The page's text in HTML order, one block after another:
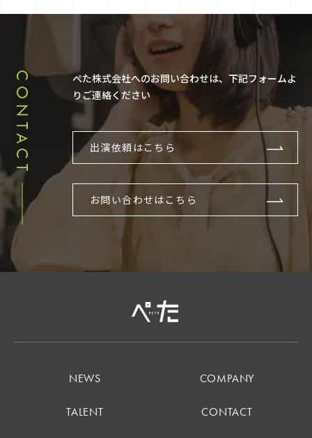
CONTACT
ぺた株式会社へのお問い合わせは、下記フォームよ
りご連絡ください
出演依頼はこちら
お問い合わせはこちら
NEWS
TALENT
COMPANY
CONTACT